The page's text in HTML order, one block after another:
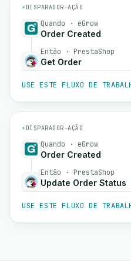
⚡ DISPARADOR→AÇÃO
Quando · eGrow
Order Created
Então · PrestaShop
Get Order
USE ESTE FLUXO DE
⚡ DISPARADOR→AÇÃO
Quando · eGrow
Order Created
Então · PrestaShop
Update Order Status
USE ESTE FLUXO DE